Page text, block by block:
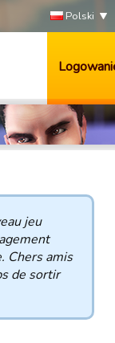
Polski
jeu
Chers amis
de sortir